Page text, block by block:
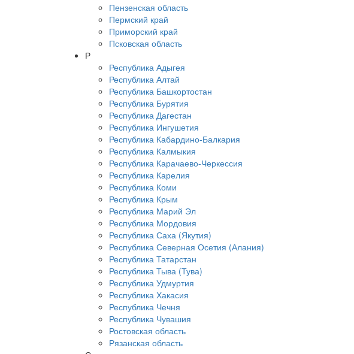
Пензенская область
Пермский край
Приморский край
Псковская область
Р
Республика Адыгея
Республика Алтай
Республика Башкортостан
Республика Бурятия
Республика Дагестан
Республика Ингушетия
Республика Кабардино-Балкария
Республика Калмыкия
Республика Карачаево-Черкессия
Республика Карелия
Республика Коми
Республика Крым
Республика Марий Эл
Республика Мордовия
Республика Саха (Якутия)
Республика Северная Осетия (Алания)
Республика Татарстан
Республика Тыва (Тува)
Республика Удмуртия
Республика Хакасия
Республика Чечня
Республика Чувашия
Ростовская область
Рязанская область